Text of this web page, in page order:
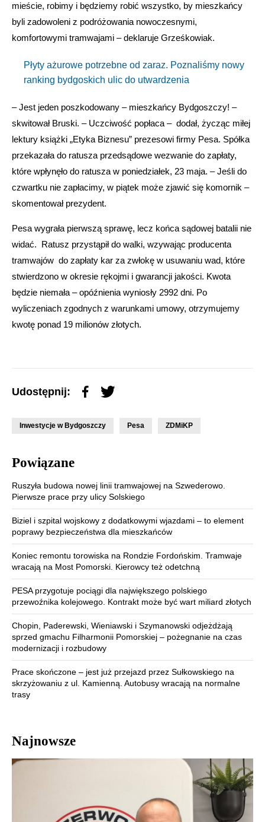
mieście, robimy i będziemy robić wszystko, by mieszkańcy
byli zadowoleni z podróżowania nowoczesnymi,
komfortowymi tramwajami – deklaruje Grześkowiak.
Płyty ażurowe potrzebne od zaraz. Poznaliśmy nowy
ranking bydgoskich ulic do utwardzenia
– Jest jeden poszkodowany – mieszkańcy Bydgoszczy! –
skwitował Bruski. – Uczciwość popłaca – dodał, życząc miłej
lektury książki „Etyka Biznesu” prezesowi firmy Pesa. Spółka
przekazała do ratusza przedsądowe wezwanie do zapłaty,
które wpłynęło do ratusza w poniedziałek, 23 maja. – Jeśli do
czwartku nie zapłacimy, w piątek może zjawić się komornik –
skomentował prezydent.
Pesa wygrała pierwszą sprawę, lecz końca sądowej batalii nie
widać. Ratusz przystąpił do walki, wzywając producenta
tramwajów do zapłaty kar za zwłokę w usuwaniu wad, które
stwierdzono w okresie rękojmi i gwarancji jakości. Kwota
będzie niemała – opóźnienia wyniosły 2992 dni. Po
wyliczeniach zgodnych z warunkami umowy, otrzymujemy
kwotę ponad 19 milionów złotych.
Udostępnij:
Inwestycje w Bydgoszczy Pesa ZDMiKP
Powiązane
Ruszyła budowa nowej linii tramwajowej na Szwederowo.
Pierwsze prace przy ulicy Solskiego
Biziel i szpital wojskowy z dodatkowymi wjazdami – to element
poprawy bezpieczeństwa dla mieszkańców
Koniec remontu torowiska na Rondzie Fordońskim. Tramwaje
wracają na Most Pomorski. Kierowcy też odetchną
PESA przygotuje pociągi dla największego polskiego
przewoźnika kolejowego. Kontrakt może być wart miliard złotych
Chopin, Paderewski, Wieniawski i Szymanowski odjeżdżają
sprzed gmachu Filharmonii Pomorskiej – pożegnanie na czas
modernizacji i rozbudowy
Prace skończone – jest już przejazd przez Sułkowskiego na
skrzyżowaniu z ul. Kamienną. Autobusy wracają na normalne
trasy
Najnowsze